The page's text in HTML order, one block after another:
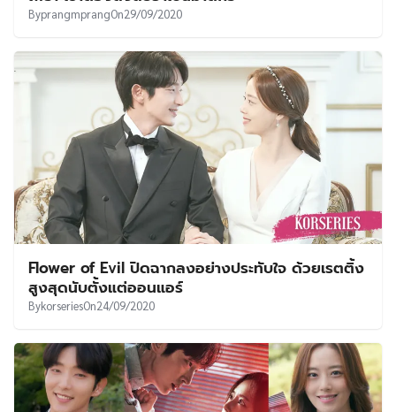
ByprangmprangOn29/09/2020
Flower of Evil ปิดฉากลงอย่างประทับใจ ด้วยเรตติ้ง
สูงสุดนับตั้งแต่ออนแอร์
BykorseriesOn24/09/2020